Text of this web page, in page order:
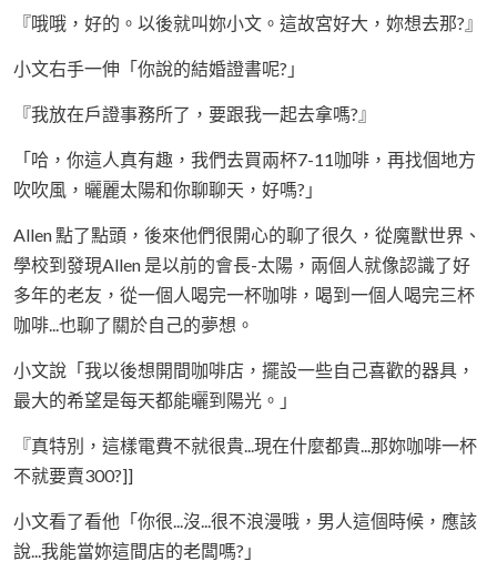
『哦哦，好的。以後就叫妳小文。這故宮好大，妳想去那?』
小文右手一伸「你說的結婚證書呢?」
『我放在戶證事務所了，要跟我一起去拿嗎?』
「哈，你這人真有趣，我們去買兩杯7-11咖啡，再找個地方
吹吹風，曬麗太陽和你聊聊天，好嗎?」
Allen 點了點頭，後來他們很開心的聊了很久，從魔獸世界、
學校到發現Allen 是以前的會長-太陽，兩個人就像認識了好
多年的老友，從一個人喝完一杯咖啡，喝到一個人喝完三杯
咖啡...也聊了關於自己的夢想。
小文說「我以後想開間咖啡店，擺設一些自己喜歡的器具，
最大的希望是每天都能曬到陽光。」
『真特別，這樣電費不就很貴...現在什麼都貴...那妳咖啡一杯
不就要賣300?]]
小文看了看他「你很...沒...很不浪漫哦，男人這個時候，應該
說...我能當妳這間店的老闆嗎?」